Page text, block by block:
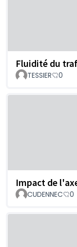
Fluidité du
TESSIER 0
Impact de
CUDENNEC 0